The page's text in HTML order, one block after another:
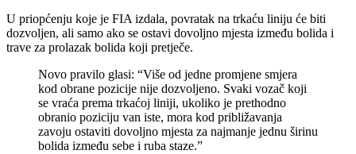
U priopćenju koje je FIA izdala, povratak na trkaću liniju će biti
dozvoljen, ali samo ako se ostavi dovoljno mjesta između bolida i
trave za prolazak bolida koji pretječe.
Novo pravilo glasi: “Više od jedne promjene smjera
kod obrane pozicije nije dozvoljeno. Svaki vozač koji
se vraća prema trkaćoj liniji, ukoliko je prethodno
obranio poziciju van iste, mora kod približavanja
zavoju ostaviti dovoljno mjesta za najmanje jednu širinu
bolida između sebe i ruba staze.”